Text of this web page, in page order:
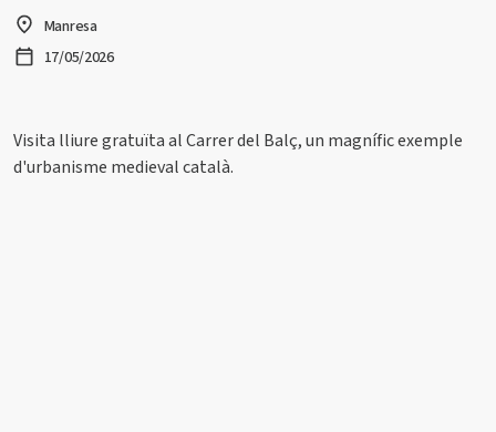
Manresa
17/05/2026
Visita lliure gratuïta al Carrer del Balç, un magnífic exemple
d'urbanisme medieval català.